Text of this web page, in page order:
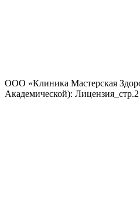
ООО «Клиника Мастерская
Академической): Лицензия_стр.2